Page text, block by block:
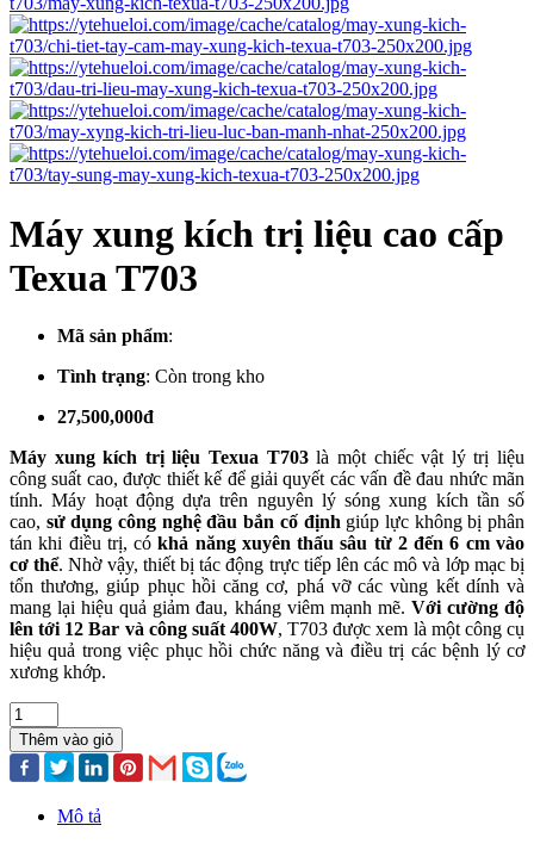
Máy xung kích trị liệu cao cấp
Texua T703
Mã sản phẩm:
Tình trạng: Còn trong kho
27,500,000đ
Máy xung kích trị liệu Texua T703là một chiếc vật lý trị liệu
công suất cao, được thiết kế để giải quyết các vấn đề đau nhức mãn
tính. Máy hoạt động dựa trên nguyên lý sóng xung kích tần số
cao, sử dụng công nghệ đầu bắn cố định giúp lực không bị phân
tán khi điều trị, cókhả năng xuyên thấu sâu từ 2 đến 6 cm vào
cơ thể. Nhờ vậy, thiết bị tác động trực tiếp lên các mô và lớp mạc bị
tổn thương, giúp phục hồi căng cơ, phá vỡ các vùng kết dính và
mang lại hiệu quả giảm đau, kháng viêm mạnh mẽ. Với cường độ
lên tới 12 Bar và công suất 400W, T703 được xem là một công cụ
hiệu quả trong việc phục hồi chức năng và điều trị các bệnh lý cơ
xương khớp.
Thêm vào giỏ
Mô tả